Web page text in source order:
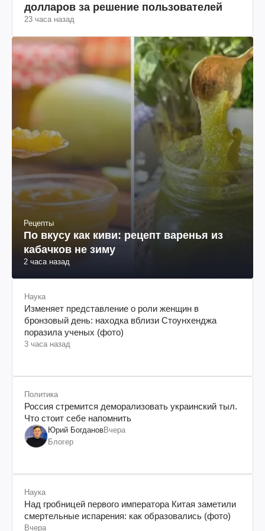
долларов за решение пользователей
23 часа назад
Рецепты
По вкусу как киви: рецепт варенья из
кабачков не зиму
2 часа назад
Наука
Изменяет представление о роли женщин в
бронзовый день: находка вблизи Стоунхенджа
поразила ученых (фото)
3 часа назад
Политика
Россия стремится деморализовать украинский тыл.
Что стоит себе напомнить
Юрий БогдановВчера
Блогер
Наука
Над гробницей первого императора Китая заметили
смертельные испарения: как образовались (фото)
Вчера